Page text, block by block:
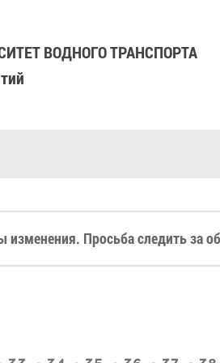
ВОДНОГО ТРАНСПОРТА
Просьба следить за